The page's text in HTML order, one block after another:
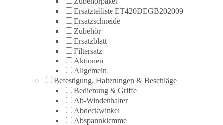
Ersatzteiliste ET420DEGB202009
Ersatzschneide
Zubehör
Ersatzblatt
Filtersatz
Aktionen
Allgemein
Befestigung, Halterungen & Beschläge
Bedienung & Griffe
Ab-Windenhalter
Abdeckwinkel
Abspannklemme